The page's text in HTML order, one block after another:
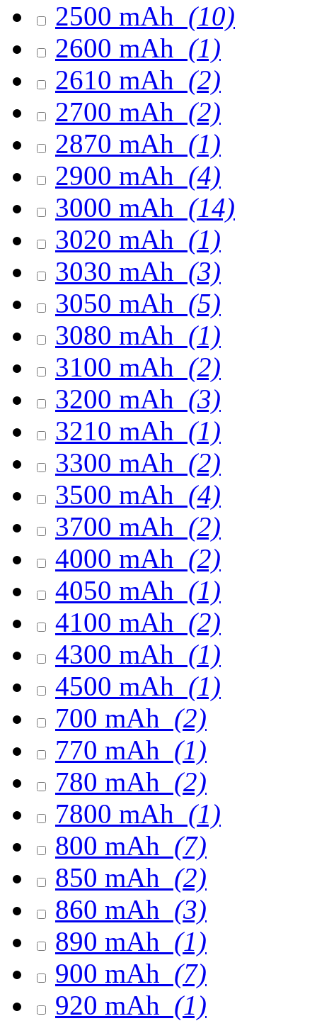
2500 mAh (10)
2600 mAh (1)
2610 mAh (2)
2700 mAh (2)
2870 mAh (1)
2900 mAh (4)
3000 mAh (14)
3020 mAh (1)
3030 mAh (3)
3050 mAh (5)
3080 mAh (1)
3100 mAh (2)
3200 mAh (3)
3210 mAh (1)
3300 mAh (2)
3500 mAh (4)
3700 mAh (2)
4000 mAh (2)
4050 mAh (1)
4100 mAh (2)
4300 mAh (1)
4500 mAh (1)
700 mAh (2)
770 mAh (1)
780 mAh (2)
7800 mAh (1)
800 mAh (7)
850 mAh (2)
860 mAh (3)
890 mAh (1)
900 mAh (7)
920 mAh (1)